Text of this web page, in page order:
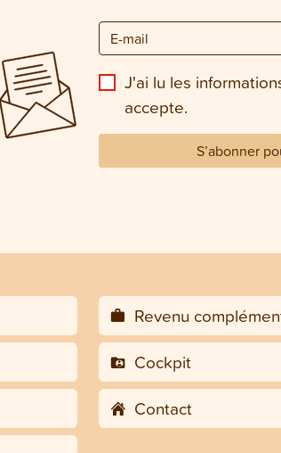
J'ai lu les
accepte.
S’abonner
Revenu
Cockpit
Contact